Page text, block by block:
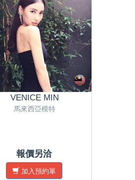
VENICE MIN
馬來西亞模特
報價另洽
加入預約單